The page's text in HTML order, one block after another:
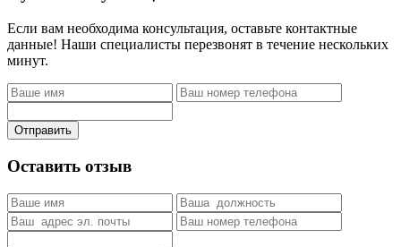
Если вам необходима консультация, оставьте контактные
данные! Наши специалисты перезвонят в течение нескольких
минут.
Отправить
Оставить отзыв